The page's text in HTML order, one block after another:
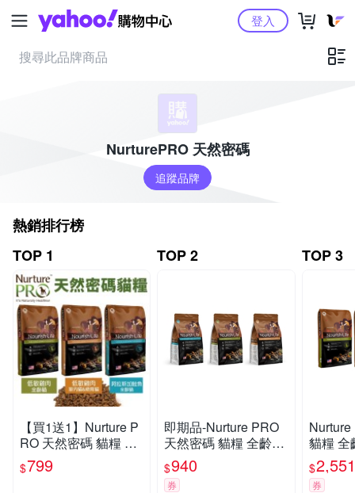
Yahoo購物中心登入
NurturePRO 天然密碼
追蹤品牌
熱銷排行榜
TOP 1
【買1送1】Nurture P
RO 天然密碼 貓糧 1.8
Kg 全齡貓 室內貓 絕
育貓 貓飼料『寵喵樂
$799
TOP 2
即期品-Nurture PRO
天然密碼 貓糧 全齡貓/
室內貓&絕育貓配方 4l
b/1.8kg
$940
券
TOP 3
貓糧 全
絕育
kg
$2,551
券